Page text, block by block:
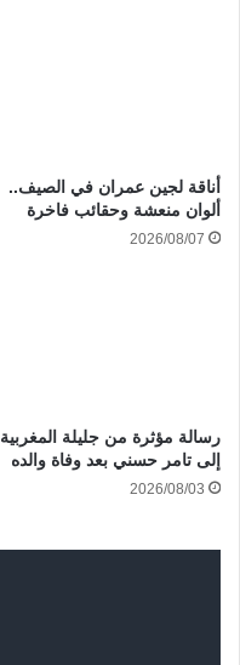
أناقة لجين عمران في الصيف..
ألوان منعشة وحقائب فاخرة
2026/08/07
رسالة مؤثرة من جليلة المغربية
إلى تامر حسني بعد وفاة والده
2026/08/03